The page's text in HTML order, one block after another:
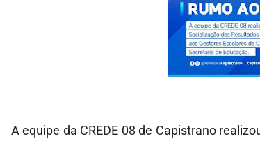
A equipe da CREDE 08 de Capistrano